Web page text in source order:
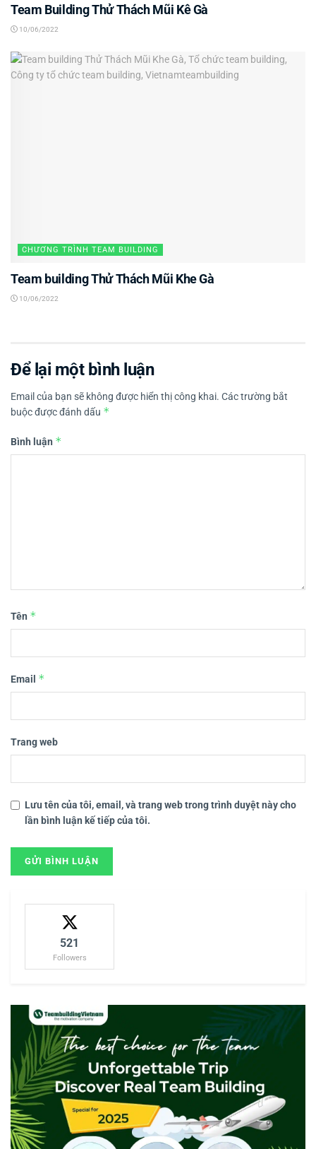
Team Building Thử Thách Mũi Kê Gà
10/06/2022
CHƯƠNG TRÌNH TEAM BUILDING
Team building Thử Thách Mũi Khe Gà
10/06/2022
Để lại một bình luận
Email của bạn sẽ không được hiển thị công khai. Các trường bắt
buộc được đánh dấu *
Bình luận *
Tên *
Email *
Trang web
Lưu tên của tôi, email, và trang web trong trình duyệt này cho
lần bình luận kế tiếp của tôi.
521
Followers